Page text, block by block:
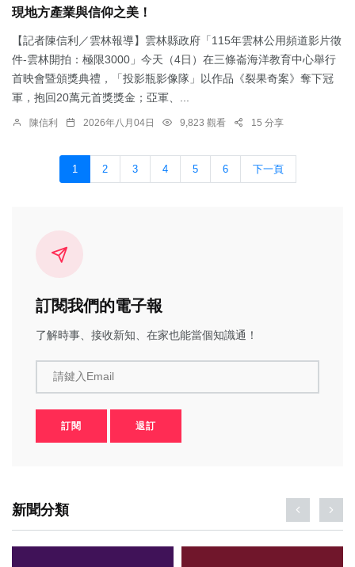
現地方產業與信仰之美！
【記者陳信利／雲林報導】雲林縣政府「115年雲林公用頻道影片徵
件-雲林開拍：極限3000」今天（4日）在三條崙海洋教育中心舉行
首映會暨頒獎典禮，「投影瓶影像隊」以作品《裂果奇案》奪下冠
軍，抱回20萬元首獎獎金；亞軍、...
陳信利 2026年八月04日 9,823 觀看 15 分享
1 2 3 4 5 6 下一頁
訂閱我們的電子報
了解時事、接收新知、在家也能當個知識通！
請鍵入Email
訂閱 退訂
新聞分類